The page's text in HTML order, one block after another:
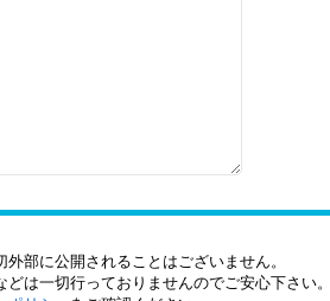
部に公開されることはございません。
は一切行っておりませんのでご安心下さい。